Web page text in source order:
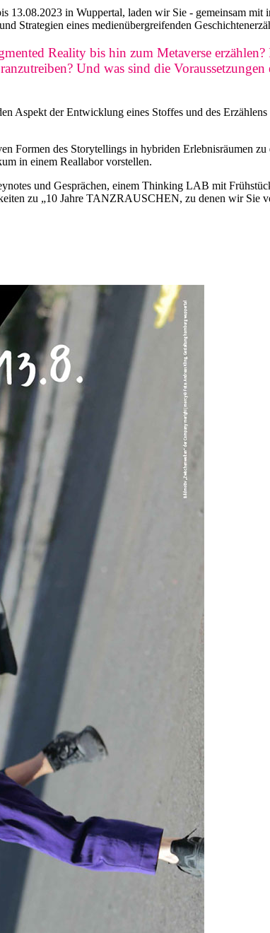
in Wuppertal, laden wir Sie - gemeinsam mit
Strategien eines medienübergreifenden
Reality bis hin zum Metaverse
Und was sind die Voraussetzungen
Aspekt der Entwicklung eines Stoffes und des
Formen des Storytellings in hybriden Erlebnisräumen
in einem Reallabor vorstellen.
und Gesprächen, einem Thinking LAB mit
zu „10 Jahre TANZRAUSCHEN, zu denen wir Sie